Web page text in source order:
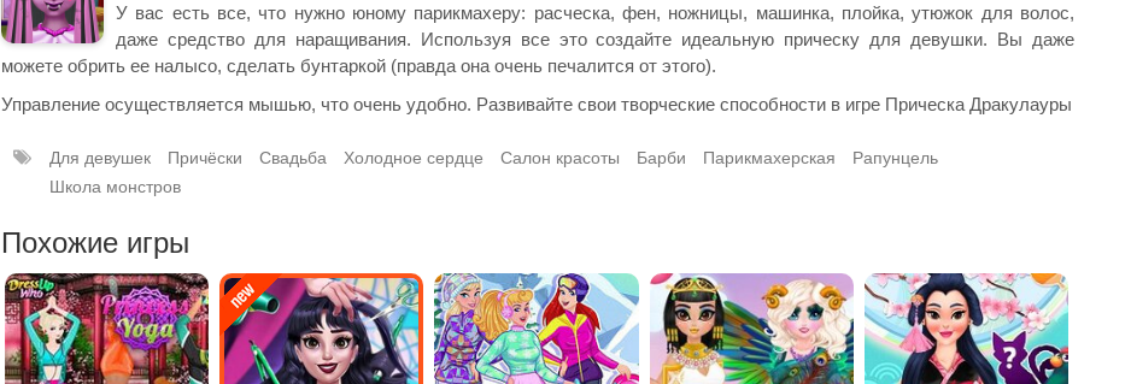
У вас есть все, что нужно юному парикмахеру: расческа, фен, ножницы, машинка, плойка, утюжок для волос,
даже средство для наращивания. Используя все это создайте идеальную прическу для девушки. Вы даже
можете обрить ее налысо, сделать бунтаркой (правда она очень печалится от этого).
Управление осуществляется мышью, что очень удобно. Развивайте свои творческие способности в игре Прическа Дракулауры
Для девушек Причёски Свадьба Холодное сердце Салон красоты Барби Парикмахерская
Рапунцель
Школа монстров
Похожие игры